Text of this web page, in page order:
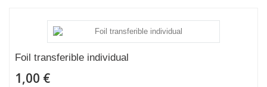
Foil transferible individual
1,00 €